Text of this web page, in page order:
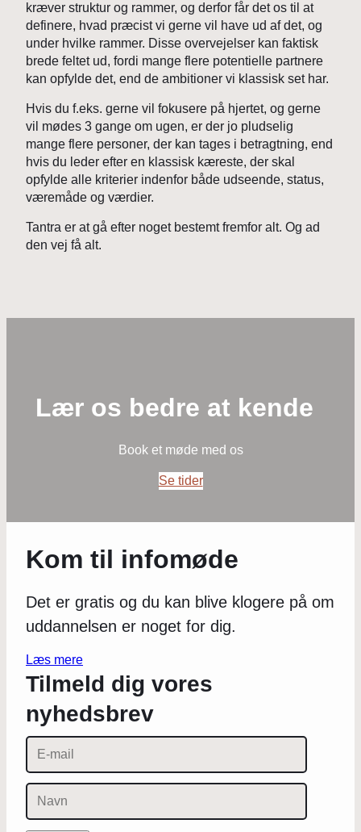
kræver struktur og rammer, og derfor får det os til at
definere, hvad præcist vi gerne vil have ud af det, og
under hvilke rammer. Disse overvejelser kan faktisk
brede feltet ud, fordi mange flere potentielle partnere
kan opfylde det, end de ambitioner vi klassisk set har.
Hvis du f.eks. gerne vil fokusere på hjertet, og gerne
vil mødes 3 gange om ugen, er der jo pludselig
mange flere personer, der kan tages i betragtning, end
hvis du leder efter en klassisk kæreste, der skal
opfylde alle kriterier indenfor både udseende, status,
væremåde og værdier.
Tantra er at gå efter noget bestemt fremfor alt. Og ad
den vej få alt.
Lær os bedre at kende
Book et møde med os
Se tider
Kom til infomøde
Det er gratis og du kan blive klogere på om
uddannelsen er noget for dig.
Læs mere
Tilmeld dig vores
nyhedsbrev